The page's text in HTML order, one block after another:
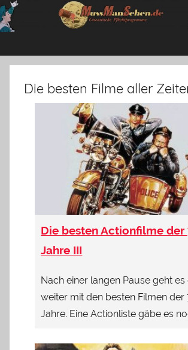
Zum
Inhalt
Die besten Filme aller
Die besten Actionfilme der
Jahre III
Nach einer langen Pause geht
weiter mit den besten Filmen der
Jahre. Eine Actionliste gäbe es